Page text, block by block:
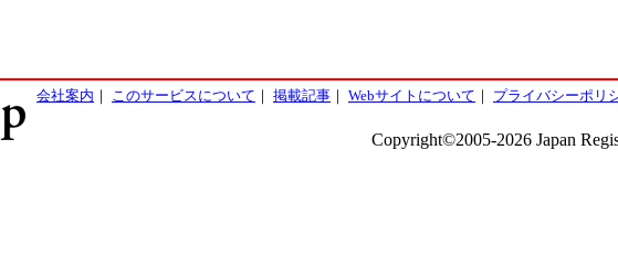
会社案内 ｜ このサービスについて ｜ 掲載記事 ｜ Webサイトについて ｜ プライバシーポリ
Copyright©2005-2026 Japan